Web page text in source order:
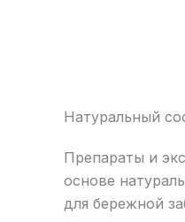
Натуральный
Препараты и
основе
для бережной